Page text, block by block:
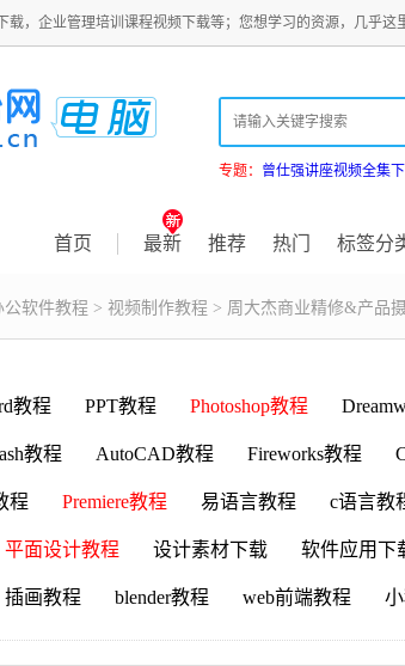
，企业管理培训课程视频下载等；您想学习的资源，几乎这
专题： 曾仕强讲座视频全集
首页 最新 推荐 热门 标签分
公软件教程 > 视频制作教程 > 周大杰商业精修&产品
教程 PPT教程 Photoshop教程
教程 AutoCAD教程 Fireworks教程
程 Premiere教程 易语言教程 c语言教
平面设计教程 设计素材下载 软件应用下
插画教程 blender教程 web前端教程